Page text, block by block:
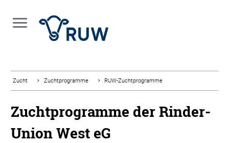
Zucht Zuchtprogramme RUW-Zuchtprogramme
Zuchtprogramme der Rinder-
Union West eG